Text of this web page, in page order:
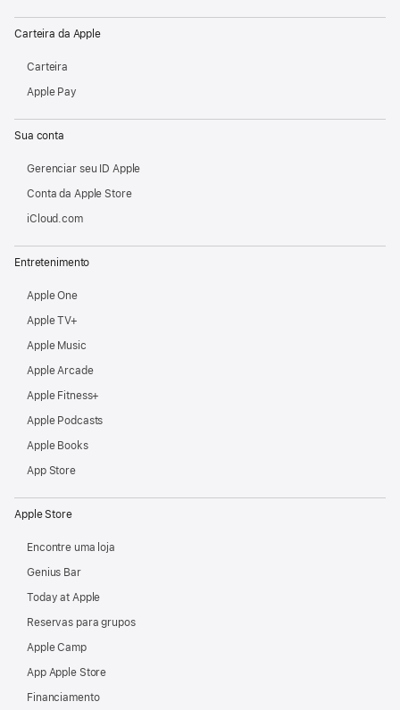
Carteira da Apple
Carteira
Apple Pay
Sua conta
Gerenciar seu ID Apple
Conta da Apple Store
iCloud.com
Entretenimento
Apple One
Apple TV+
Apple Music
Apple Arcade
Apple Fitness+
Apple Podcasts
Apple Books
App Store
Apple Store
Encontre uma loja
Genius Bar
Today at Apple
Reservas para grupos
Apple Camp
App Apple Store
Financiamento